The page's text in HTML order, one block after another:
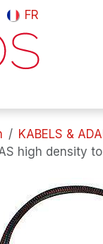
FR
KABELS &
high density